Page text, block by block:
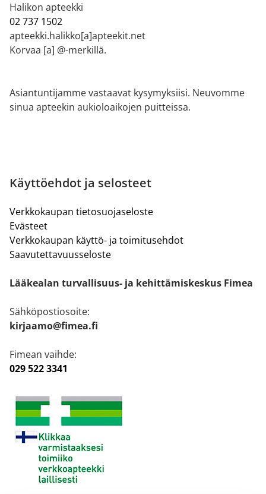
Halikon apteekki
02 737 1502
apteekki.halikko[a]apteekit.net
Korvaa [a] @-merkillä.
Asiantuntijamme vastaavat kysymyksiisi. Neuvomme
sinua apteekin aukioloaikojen puitteissa.
Käyttöehdot ja selosteet
Verkkokaupan tietosuojaseloste
Evästeet
Verkkokaupan käyttö- ja toimitusehdot
Saavutettavuusseloste
Lääkealan turvallisuus- ja kehittämiskeskus Fimea
Sähköpostiosoite:
kirjaamo@fimea.fi
Fimean vaihde:
029 522 3341